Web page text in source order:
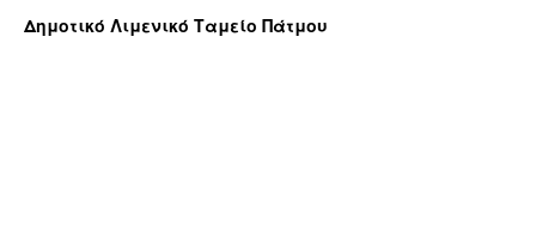
Δημοτικό Λιμενικό Ταμείο Πάτμου